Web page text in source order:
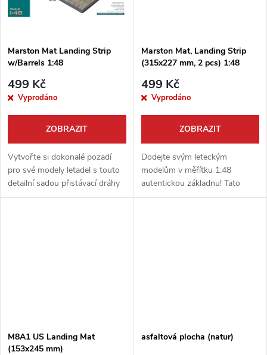
Marston Mat Landing Strip
w/Barrels 1:48
499 Kč
Vyprodáno
ZOBRAZIT
Vytvořte si dokonalé pozadí
pro své modely letadel s touto
detailní sadou přistávací dráhy
v měřítku 1:48. Stavebnice od
Marston Mat, Landing Strip
(315x227 mm, 2 pcs) 1:48
499 Kč
Vyprodáno
ZOBRAZIT
Dodejte svým leteckým
modelům v měřítku 1:48
autentickou základnu! Tato
sada od Miniart obsahuje dva
M8A1 US Landing Mat
(153x245 mm)
asfaltová plocha (natur)